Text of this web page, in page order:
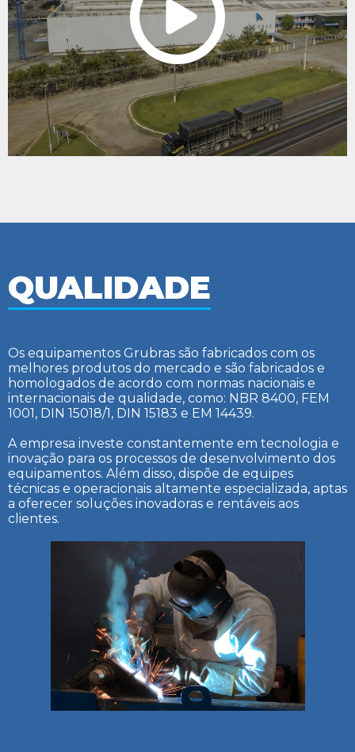
QUALIDADE
Os equipamentos Grubras são fabricados com os
melhores produtos do mercado e são fabricados e
homologados de acordo com normas nacionais e
internacionais de qualidade, como: NBR 8400, FEM
1001, DIN 15018/1, DIN 15183 e EM 14439.
A empresa investe constantemente em tecnologia e
inovação para os processos de desenvolvimento dos
equipamentos. Além disso, dispõe de equipes
técnicas e operacionais altamente especializada, aptas
a oferecer soluções inovadoras e rentáveis aos
clientes.